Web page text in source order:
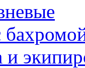
и